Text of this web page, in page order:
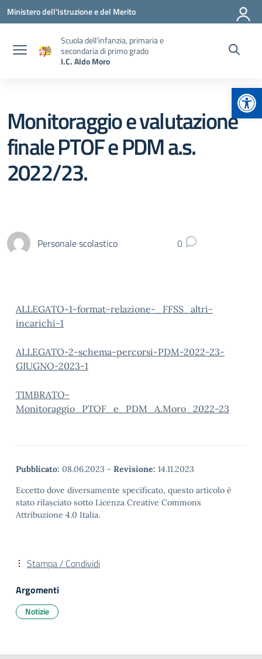
Vai ai contenuti
Vai al menu di navigazione
Vai al footer
Ministero dell'Istruzione e del Merito
Scuola dell’infanzia, primaria e
secondaria di primo grado
I.C. Aldo Moro
Monitoraggio e valutazione
finale PTOF e PDM a.s.
2022/23.
Personale scolastico 0
ALLEGATO-1-format-relazione-_FFSS_altri-
incarichi-1
ALLEGATO-2-schema-percorsi-PDM-2022-23-
GIUGNO-2023-1
TIMBRATO-
Monitoraggio_PTOF_e_PDM_A.Moro_2022-23
Pubblicato: 08.06.2023 - Revisione: 14.11.2023
Eccetto dove diversamente specificato, questo articolo è
stato rilasciato sotto Licenza Creative Commons
Attribuzione 4.0 Italia.
Stampa / Condividi
Argomenti
Notizie